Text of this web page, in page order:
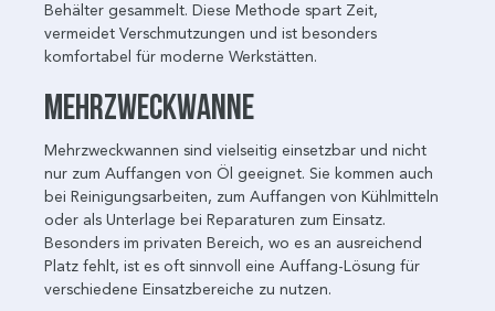
Behälter gesammelt. Diese Methode spart Zeit,
vermeidet Verschmutzungen und ist besonders
komfortabel für moderne Werkstätten.
Mehrzweckwanne
Mehrzweckwannen sind vielseitig einsetzbar und nicht
nur zum Auffangen von Öl geeignet. Sie kommen auch
bei Reinigungsarbeiten, zum Auffangen von Kühlmitteln
oder als Unterlage bei Reparaturen zum Einsatz.
Besonders im privaten Bereich, wo es an ausreichend
Platz fehlt, ist es oft sinnvoll eine Auffang-Lösung für
verschiedene Einsatzbereiche zu nutzen.